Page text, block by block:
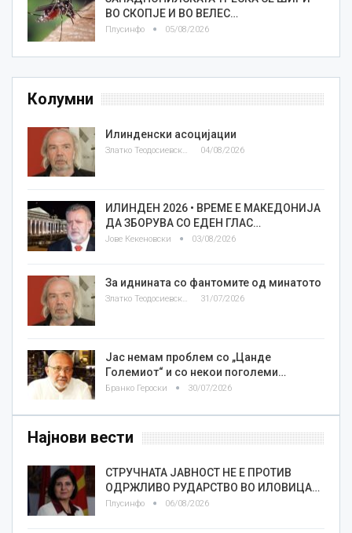
ВО СКОПЈЕ И ВО ВЕЛЕС…
Плусинфо 05/08/2026
Колумни
Илинденски асоцијации
Златко Теодосиевски 04/08/2026
ИЛИНДЕН 2026 • ВРЕМЕ Е МАКЕДОНИЈА
ДА ЗБОРУВА СО ЕДЕН ГЛАС…
Јове Кекеновски 03/08/2026
За иднината со фантомите од минатото
Златко Теодосиевски 31/07/2026
Јас немам проблем со „Цанде
Големиот“ и со некои поголеми…
Бранко Героски 30/07/2026
Најнови вести
СТРУЧНАТА ЈАВНОСТ НЕ Е ПРОТИВ
ОДРЖЛИВО РУДАРСТВО ВО ИЛОВИЦА…
Плусинфо 06/08/2026